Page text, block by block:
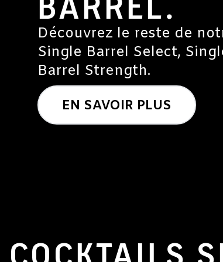
Découvrez le reste de
Single Barrel Select,
Barrel Strength.
EN SAVOIR PLUS